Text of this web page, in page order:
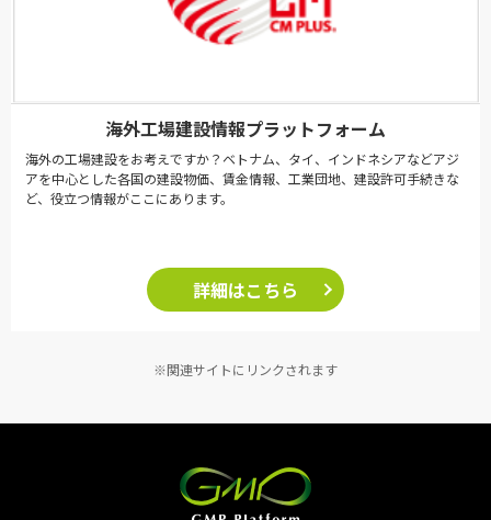
海外工場建設情報プラットフォーム
海外の工場建設をお考えですか？ベトナム、タイ、インドネシアなどアジ
アを中心とした各国の建設物価、賃金情報、工業団地、建設許可手続きな
ど、役立つ情報がここにあります。
詳細はこちら
※関連サイトにリンクされます